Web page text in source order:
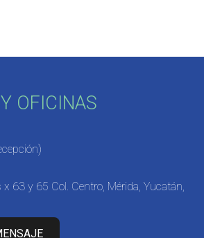
OFICINAS
63 y 65 Col. Centro, Mérida, Yucatán,